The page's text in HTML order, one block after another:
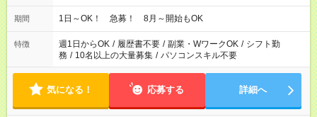
12:00～21:00 ・16:00～翌8:00 …etc ※時間曜日イベントによ
り異なります。
期間 1日～OK！ 急募！ 8月～開始もOK
特徴 週1日からOK / 履歴書不要 / 副業・WワークOK / シフト勤
務 / 10名以上の大量募集 / パソコンスキル不要
気になる！ 応募する 詳細へ